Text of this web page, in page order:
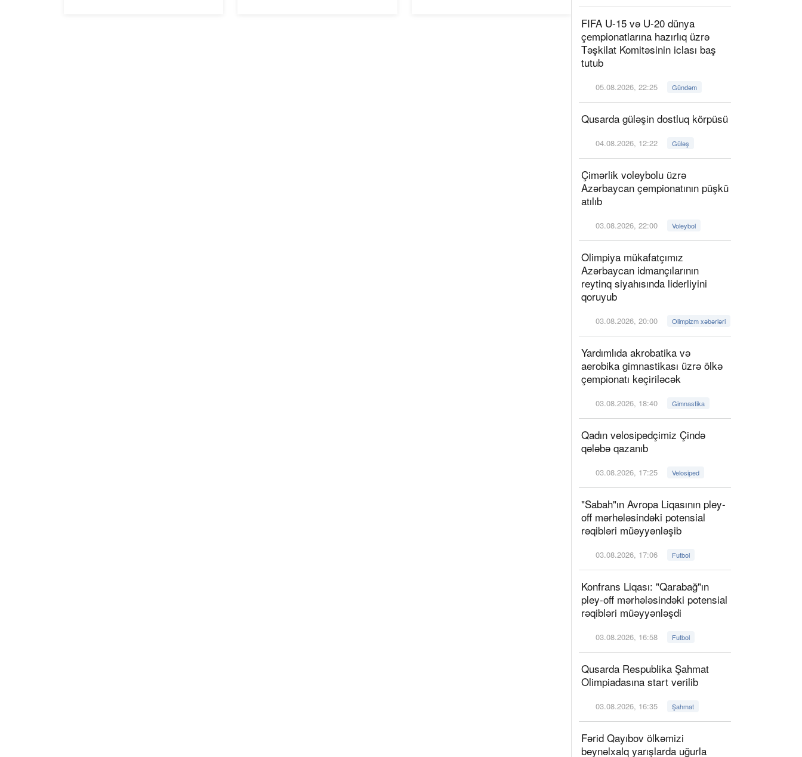
FIFA U-15 və U-20 dünya
çempionatlarına hazırlıq üzrə
Təşkilat Komitəsinin iclası baş
tutub
05.08.2026, 22:25 Gündəm
Qusarda güləşin dostluq körpüsü
04.08.2026, 12:22 Güləş
Çimərlik voleybolu üzrə
Azərbaycan çempionatının püşkü
atılıb
03.08.2026, 22:00 Voleybol
Olimpiya mükafatçımız
Azərbaycan idmançılarının
reytinq siyahısında liderliyini
qoruyub
03.08.2026, 20:00 Olimpizm xəbərləri
Yardımlıda akrobatika və
aerobika gimnastikası üzrə ölkə
çempionatı keçiriləcək
03.08.2026, 18:40 Gimnastika
Qadın velosipedçimiz Çində
qələbə qazanıb
03.08.2026, 17:25 Velosiped
"Sabah"ın Avropa Liqasının pley-
off mərhələsindəki potensial
rəqibləri müəyyənləşib
03.08.2026, 17:06 Futbol
Konfrans Liqası: "Qarabağ"ın
pley-off mərhələsindəki potensial
rəqibləri müəyyənləşdi
03.08.2026, 16:58 Futbol
Qusarda Respublika Şahmat
Olimpiadasına start verilib
03.08.2026, 16:35 Şahmat
Fərid Qayıbov ölkəmizi
beynəlxalq yarışlarda uğurla